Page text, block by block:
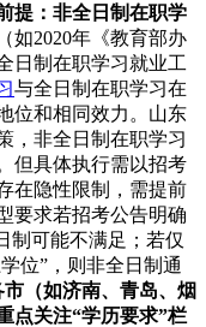
提：非全日制在职学
如2020年《教育部办
日制在职学习就业工
与全日制在职学习在
位和相同效力。山东
，非全日制在职学习
但具体执行需以招考
在隐性限制，需提前
要求若招考公告明确
制可能不满足；若仅
位”，则非全日制通
（如济南、青岛、烟
点关注“学历要求”栏